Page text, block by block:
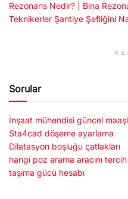
Rezonans Nedir? | Bina
Teknikerler Şantiye Şefliğini
Sorular
İnşaat mühendisi güncel
Sta4cad döşeme ayarlama
Dilatasyon boşluğu çatlakları
hangi poz arama aracını
taşıma gücü hesabı